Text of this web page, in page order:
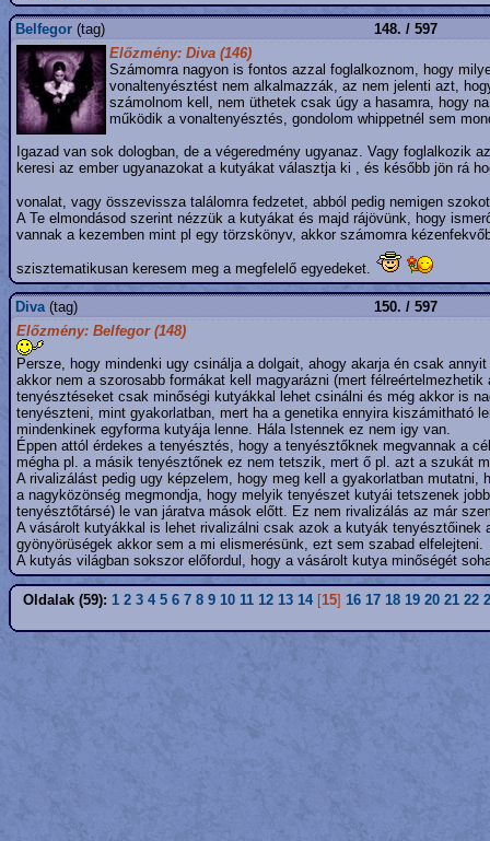
Belfegor (tag)
148. / 597
Előzmény: Diva (146)
Számomra nagyon is fontos azzal foglalkoznom, hogy
vonaltenyésztést nem alkalmazzák, az nem jelenti azt,
számolnom kell, nem üthetek csak úgy a hasamra, hogy
működik a vonaltenyésztés, gondolom whippetnél sem
Igazad van sok dologban, de a végeredmény ugyanaz. Vagy foglalkozik
keresi az ember ugyanazokat a kutyákat választja ki , és később jön rá
vonalat, vagy összevissza találomra fedzetet, abból pedig nemigen
A Te elmondásod szerint nézzük a kutyákat és majd rájövünk, hogy
vannak a kezemben mint pl egy törzskönyv, akkor számomra
szisztematikusan keresem meg a megfelelő egyedeket.
Diva(tag)
150. / 597
Előzmény: Belfegor (148)
Persze, hogy mindenki ugy csinálja a dolgait, ahogy akarja én csak
akkor nem a szorosabb formákat kell magyarázni (mert
tenyésztéseket csak minőségi kutyákkal lehet csinálni és még akkor is
tenyészteni, mint gyakorlatban, mert ha a genetika ennyira kiszámitható
mindenkinek egyforma kutyája lenne. Hála Istennek ez nem igy van.
Éppen attól érdekes a tenyésztés, hogy a tenyésztőknek megvannak a
mégha pl. a másik tenyésztőnek ez nem tetszik, mert ő pl. azt a szukát
A rivalizálást pedig ugy képzelem, hogy meg kell a gyakorlatban
a nagyközönség megmondja, hogy melyik tenyészet kutyái tetszenek
tenyésztőtársé) le van járatva mások előtt. Ez nem rivalizálás az már
A vásárolt kutyákkal is lehet rivalizálni csak azok a kutyák
gyönyörüségek akkor sem a mi elismerésünk, ezt sem szabad elfelejteni.
A kutyás világban sokszor előfordul, hogy a vásárolt kutya minőségét
Oldalak (59): 1 2 3 4 5 6 7 8 9 10 11 12 13 14 [15] 16 17 18 19 20 21 22